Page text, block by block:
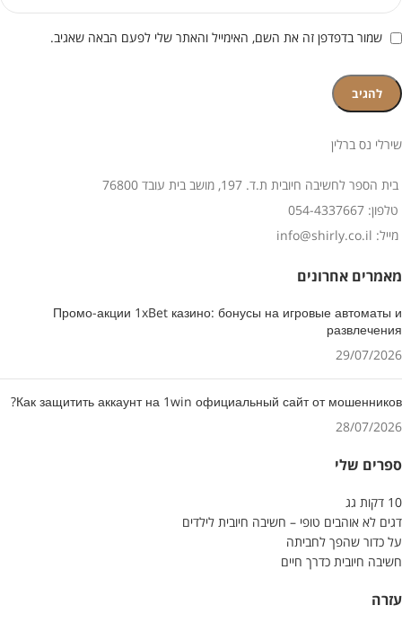
שמור בדפדפן זה את השם, האימייל והאתר שלי לפעם הבאה שאגיב.
שירלי נס ברלין
בית הספר לחשיבה חיובית ת.ד. 197, מושב בית עובד 76800
טלפון: 054-4337667
מייל: info@shirly.co.il
מאמרים אחרונים
Промо-акции 1xBet казино: бонусы на игровые автоматы и
развлечения
29/07/2026
Как защитить аккаунт на 1win официальный сайт от мошенников?
28/07/2026
ספרים שלי
10 דקות גג
דגים לא אוהבים טופי – חשיבה חיובית לילדים
על כדור שהפך לחביתה
חשיבה חיובית כדרך חיים
עזרה